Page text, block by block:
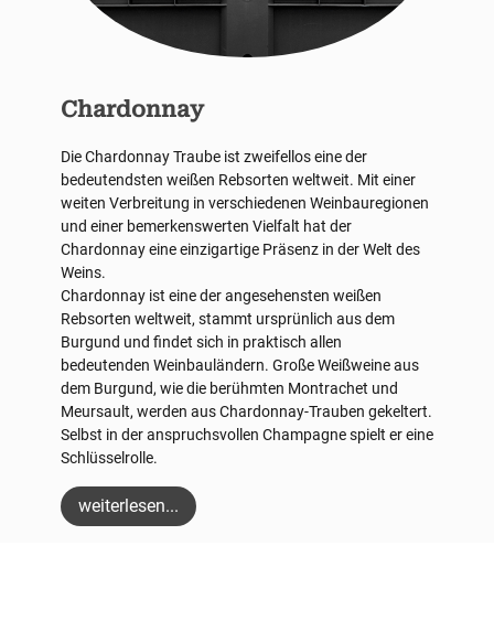
Chardonnay
Die Chardonnay Traube ist zweifellos eine der
bedeutendsten weißen Rebsorten weltweit. Mit einer
weiten Verbreitung in verschiedenen Weinbauregionen
und einer bemerkenswerten Vielfalt hat der
Chardonnay eine einzigartige Präsenz in der Welt des
Weins.
Chardonnay ist eine der angesehensten weißen
Rebsorten weltweit, stammt ursprünlich aus dem
Burgund und findet sich in praktisch allen
bedeutenden Weinbauländern. Große Weißweine aus
dem Burgund, wie die berühmten Montrachet und
Meursault, werden aus Chardonnay-Trauben gekeltert.
Selbst in der anspruchsvollen Champagne spielt er eine
Schlüsselrolle.
weiterlesen...